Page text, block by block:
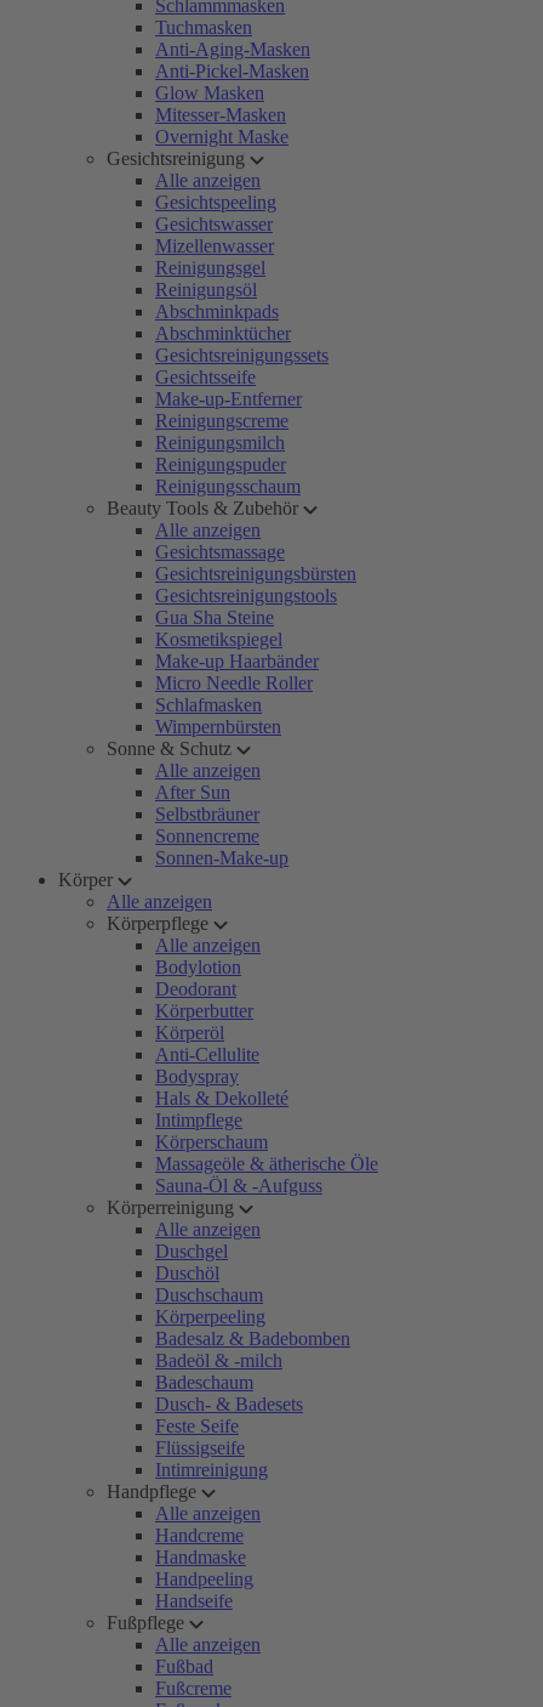
Schlammmasken
Tuchmasken
Anti-Aging-Masken
Anti-Pickel-Masken
Glow Masken
Mitesser-Masken
Overnight Maske
Gesichtsreinigung
Alle anzeigen
Gesichtspeeling
Gesichtswasser
Mizellenwasser
Reinigungsgel
Reinigungsöl
Abschminkpads
Abschminktücher
Gesichtsreinigungssets
Gesichtsseife
Make-up-Entferner
Reinigungscreme
Reinigungsmilch
Reinigungspuder
Reinigungsschaum
Beauty Tools & Zubehör
Alle anzeigen
Gesichtsmassage
Gesichtsreinigungsbürsten
Gesichtsreinigungstools
Gua Sha Steine
Kosmetikspiegel
Make-up Haarbänder
Micro Needle Roller
Schlafmasken
Wimpernbürsten
Sonne & Schutz
Alle anzeigen
After Sun
Selbstbräuner
Sonnencreme
Sonnen-Make-up
Körper
Alle anzeigen
Körperpflege
Alle anzeigen
Bodylotion
Deodorant
Körperbutter
Körperöl
Anti-Cellulite
Bodyspray
Hals & Dekolleté
Intimpflege
Körperschaum
Massageöle & ätherische Öle
Sauna-Öl & -Aufguss
Körperreinigung
Alle anzeigen
Duschgel
Duschöl
Duschschaum
Körperpeeling
Badesalz & Badebomben
Badeöl & -milch
Badeschaum
Dusch- & Badesets
Feste Seife
Flüssigseife
Intimreinigung
Handpflege
Alle anzeigen
Handcreme
Handmaske
Handpeeling
Handseife
Fußpflege
Alle anzeigen
Fußbad
Fußcreme